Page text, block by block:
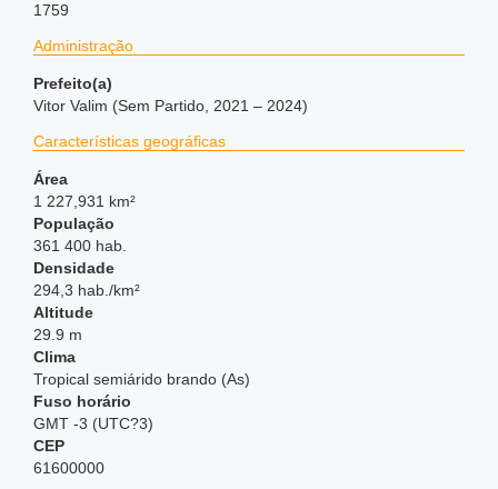
1759
Administração
Prefeito(a)
Vitor Valim (Sem Partido, 2021 – 2024)
Características geográficas
Área
1 227,931 km²
População
361 400 hab.
Densidade
294,3 hab./km²
Altitude
29.9 m
Clima
Tropical semiárido brando (As)
Fuso horário
GMT -3 (UTC?3)
CEP
61600000